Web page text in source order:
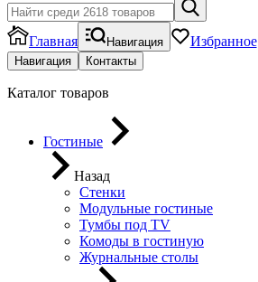
Главная Навигация Избранное
Навигация Контакты
Каталог товаров
Гостиные
Назад
Стенки
Модульные гостиные
Тумбы под ТV
Комоды в гостиную
Журнальные столы